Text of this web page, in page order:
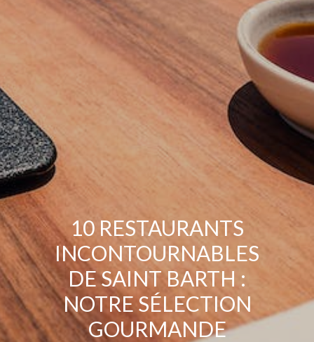
10 RESTAURANTS
INCONTOURNABLES
DE SAINT BARTH :
NOTRE SÉLECTION
GOURMANDE